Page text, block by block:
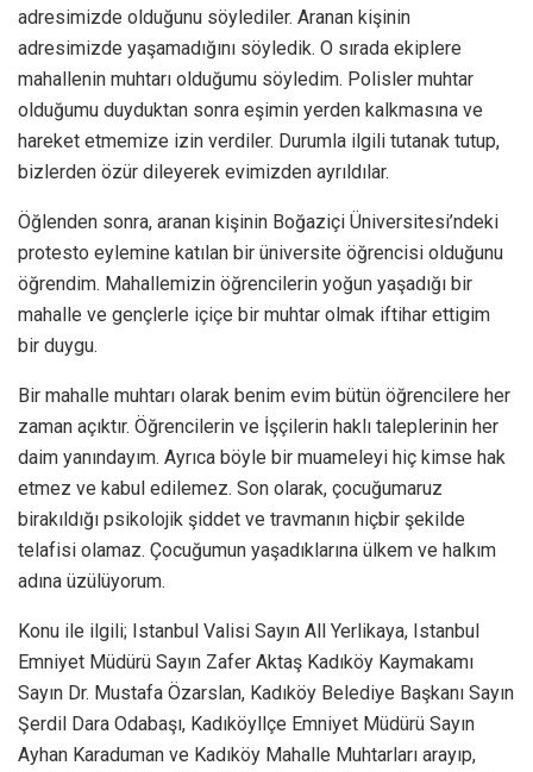
adresimizde olduğunu söylediler. Aranan kişinin
adresimizde yaşamadığını söyledik. O sırada ekiplere
mahallenin muhtarı olduğumu söyledim. Polisler muhtar
olduğumu duyduktan sonra eşimin yerden kalkmasına ve
hareket etmemize izin verdiler. Durumla ilgili tutanak tutup,
bizlerden özür dileyerek evimizden ayrıldılar.
Öğlenden sonra, aranan kişinin Boğaziçi Üniversitesi’ndeki
protesto eylemine katılan bir üniversite öğrencisi olduğunu
öğrendim. Mahallemizin öğrencilerin yoğun yaşadığı bir
mahalle ve gençlerle içiçe bir muhtar olmak iftihar ettigim
bir duygu.
Bir mahalle muhtarı olarak benim evim bütün öğrencilere her
zaman açıktır. Öğrencilerin ve İşçilerin haklı taleplerinin her
daim yanındayım. Ayrıca böyle bir muameleyi hiç kimse hak
etmez ve kabul edilemez. Son olarak, çocuğumaruz
birakıldığı psikolojik şiddet ve travmanın hiçbir şekilde
telafisi olamaz. Çocuğumun yaşadıklarına ülkem ve halkım
adına üzülüyorum.
Konu ile ilgili; Istanbul Valisi Sayın All Yerlikaya, Istanbul
Emniyet Müdürü Sayın Zafer Aktaş Kadıköy Kaymakamı
Sayın Dr. Mustafa Özarslan, Kadıköy Belediye Başkanı Sayın
Şerdil Dara Odabaşı, Kadıköyllçe Emniyet Müdürü Sayın
Ayhan Karaduman ve Kadıköy Mahalle Muhtarları arayıp,